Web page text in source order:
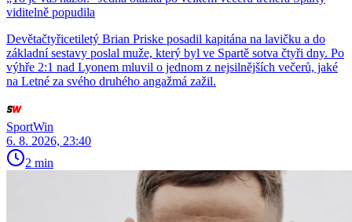
viditelně popudila
Devětačtyřicetiletý Brian Priske posadil kapitána na lavičku a do
základní sestavy poslal muže, který byl ve Spartě sotva čtyři dny. Po
výhře 2:1 nad Lyonem mluvil o jednom z nejsilnějších večerů, jaké
na Letné za svého druhého angažmá zažil.
SportWin
6. 8. 2026, 23:40
2 min